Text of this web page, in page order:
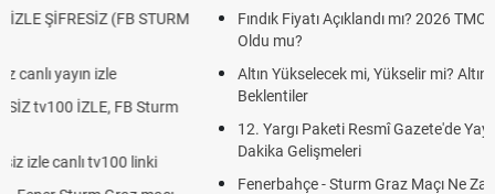
Fındık Fiyatı Açıklandı mı? 2026 TMO Fındık Alım Fiyatları Belli
Altın Yükselecek mi, Yükselir mi? Altın Fiyatları İçin Son
Beklentiler
12. Yargı Paketi Resmî Gazete'de Yayımlandı mı? 2026 Son
Fenerbahçe - Sturm Graz Maçı Ne Zaman? Şampiyonlar Ligi